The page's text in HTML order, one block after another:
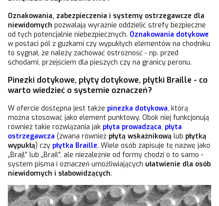
Oznakowania, zabezpieczenia i systemy ostrzegawcze dla
niewidomych pozwalają wyraźnie oddzielić strefy bezpieczne
od tych potencjalnie niebezpiecznych. Oznakowania dotykowe
w postaci pól z guzkami czy wypukłych elementów na chodniku
to sygnał, że należy zachować ostrożność - np. przed
schodami, przejściem dla pieszych czy na granicy peronu.
Pinezki dotykowe, płyty dotykowe, płytki Braille - co
warto wiedzieć o systemie oznaczeń?
W ofercie dostępna jest także pinezka dotykowa, którą
można stosować jako element punktowy. Obok niej funkcjonują
również takie rozwiązania jak płyta prowadząca, płyta
ostrzegawcza (zwana również płytą wskaźnikową lub płytką
wypukłą) czy płytka Braille. Wiele osób zapisuje tę nazwę jako
„Brajl” lub „Brail”, ale niezależnie od formy chodzi o to samo -
system pisma i oznaczeń umożliwiających ułatwienie dla osób
niewidomych i słabowidzących.